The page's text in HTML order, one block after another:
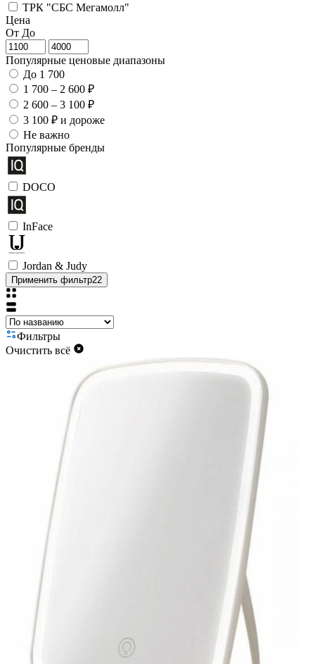
ТРК "СБС Мегамолл"
Цена
От До
Популярные ценовые диапазоны
До 1 700
1 700 – 2 600 ₽
2 600 – 3 100 ₽
3 100 ₽ и дороже
Не важно
Популярные бренды
DOCO
InFace
Jordan & Judy
Применить фильтр22
Фильтры
Очистить всё